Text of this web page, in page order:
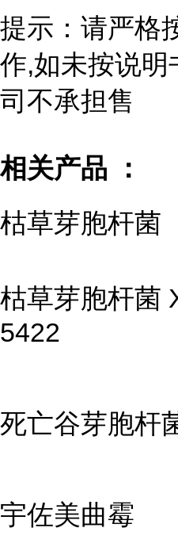
提示：请严格
作,如未按说明
司不承担售
相关产品 ：
枯草芽胞杆菌
枯草芽胞杆菌
5422
死亡谷芽胞杆
宇佐美曲霉